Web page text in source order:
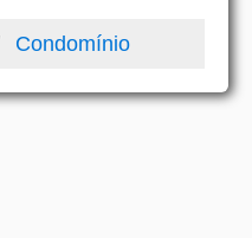
Condomínio